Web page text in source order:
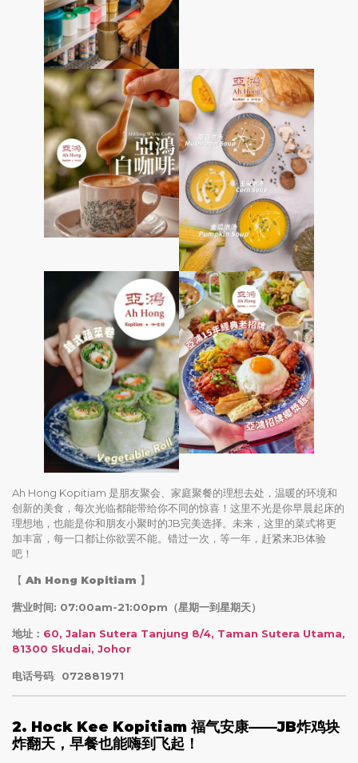
Ah Hong Kopitiam 是朋友聚会、家庭聚餐的理想去处，温暖的环境和
创新的美食，每次光临都能带给你不同的惊喜！这里不光是你早晨起床的
理想地，也能是你和朋友小聚时的JB完美选择。未来，这里的菜式将更
加丰富，每一口都让你欲罢不能。错过一次，等一年，赶紧来JB体验
吧！
【 Ah Hong Kopitiam 】
营业时间: 07:00am-21:00pm（星期一到星期天）
地址： 60, Jalan Sutera Tanjung 8/4, Taman Sutera Utama,
81300 Skudai, Johor
电话号码: 072881971
2. Hock Kee Kopitiam 福气安康——JB炸鸡块
炸翻天，早餐也能嗨到飞起！